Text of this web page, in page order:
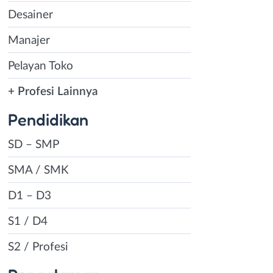
Desainer
Manajer
Pelayan Toko
+ Profesi Lainnya
Pendidikan
SD – SMP
SMA / SMK
D1 – D3
S1 / D4
S2 / Profesi